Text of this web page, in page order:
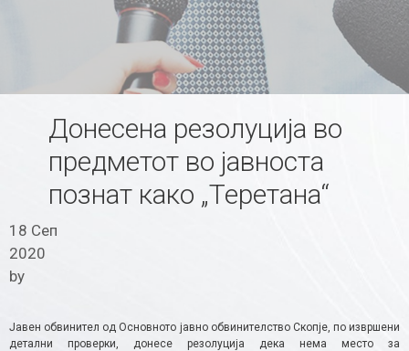
Донесена резолуција во
предметот во јавноста
познат како „Теретана“
18 Сеп
2020
by
Jавен обвинител од Основното јавно обвинителство Скопје, по извршени
детални проверки, донесе резолуција дека нема место за